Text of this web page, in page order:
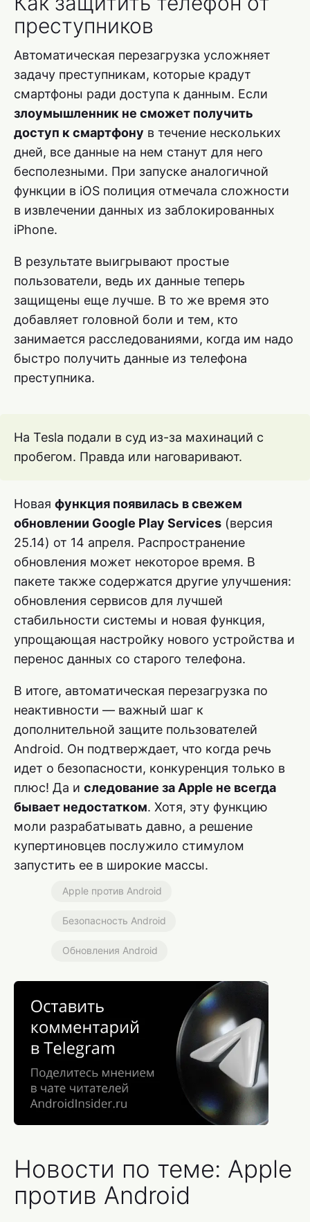
преступников
Автоматическая перезагрузка усложняет
задачу преступникам, которые крадут
смартфоны ради доступа к данным. Если
злоумышленник не сможет получить
доступ к смартфону в течение нескольких
дней, все данные на нем станут для него
бесполезными. При запуске аналогичной
функции в iOS полиция отмечала сложности
в извлечении данных из заблокированных
iPhone.
В результате выигрывают простые
пользователи, ведь их данные теперь
защищены еще лучше. В то же время это
добавляет головной боли и тем, кто
занимается расследованиями, когда им надо
быстро получить данные из телефона
преступника.
На Tesla подали в суд из-за махинаций с
пробегом. Правда или наговаривают.
Новая функция появилась в свежем
обновлении Google Play Services (версия
25.14) от 14 апреля. Распространение
обновления может некоторое время. В
пакете также содержатся другие улучшения:
обновления сервисов для лучшей
стабильности системы и новая функция,
упрощающая настройку нового устройства и
перенос данных со старого телефона.
В итоге, автоматическая перезагрузка по
неактивности — важный шаг к
дополнительной защите пользователей
Android. Он подтверждает, что когда речь
идет о безопасности, конкуренция только в
плюс! Да и следование за Apple не всегда
бывает недостатком. Хотя, эту функцию
моли разрабатывать давно, а решение
купертиновцев послужило стимулом
запустить ее в широкие массы.
Apple против Android
Безопасность Android
Обновления Android
Новости по теме: Apple
против Android